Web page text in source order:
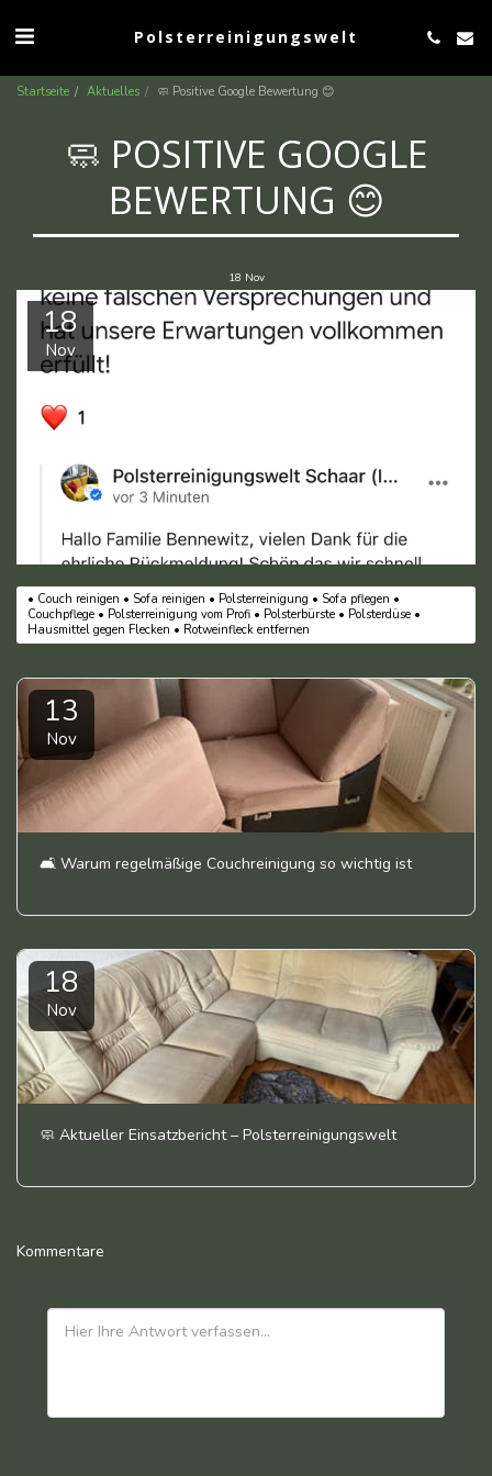
Polsterreinigungswelt
Startseite Aktuelles 🧼 Positive Google Bewertung 😊
🧼 POSITIVE GOOGLE
BEWERTUNG 😊
18 Nov
18
Nov
• Couch reinigen • Sofa reinigen • Polsterreinigung • Sofa pflegen •
Couchpflege • Polsterreinigung vom Profi • Polsterbürste • Polsterdüse •
Hausmittel gegen Flecken • Rotweinfleck entfernen
13
Nov
🛋️ Warum regelmäßige Couchreinigung so wichtig ist
18
Nov
🧼 Aktueller Einsatzbericht – Polsterreinigungswelt
Kommentare